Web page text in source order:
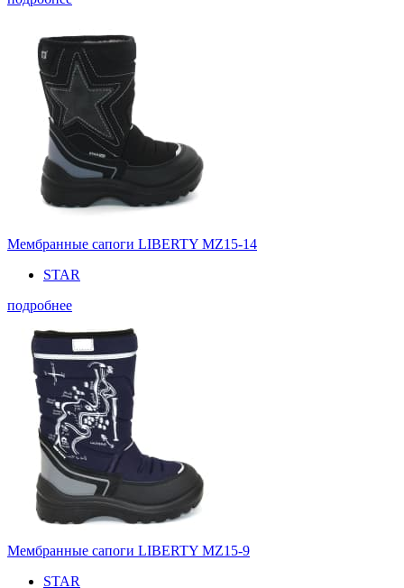
Мембранные сапоги LIBERTY MZ15-14
STAR
подробнее
Мембранные сапоги LIBERTY MZ15-9
STAR